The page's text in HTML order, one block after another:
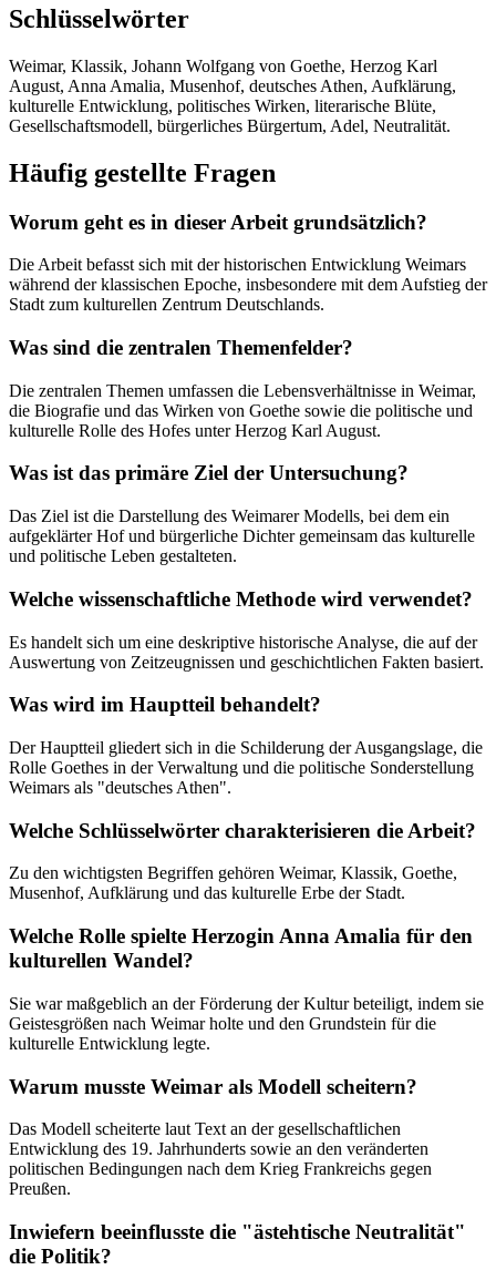
Schlüsselwörter
Weimar, Klassik, Johann Wolfgang von Goethe, Herzog Karl
August, Anna Amalia, Musenhof, deutsches Athen, Aufklärung,
kulturelle Entwicklung, politisches Wirken, literarische Blüte,
Gesellschaftsmodell, bürgerliches Bürgertum, Adel, Neutralität.
Häufig gestellte Fragen
Worum geht es in dieser Arbeit grundsätzlich?
Die Arbeit befasst sich mit der historischen Entwicklung Weimars
während der klassischen Epoche, insbesondere mit dem Aufstieg der
Stadt zum kulturellen Zentrum Deutschlands.
Was sind die zentralen Themenfelder?
Die zentralen Themen umfassen die Lebensverhältnisse in Weimar,
die Biografie und das Wirken von Goethe sowie die politische und
kulturelle Rolle des Hofes unter Herzog Karl August.
Was ist das primäre Ziel der Untersuchung?
Das Ziel ist die Darstellung des Weimarer Modells, bei dem ein
aufgeklärter Hof und bürgerliche Dichter gemeinsam das kulturelle
und politische Leben gestalteten.
Welche wissenschaftliche Methode wird verwendet?
Es handelt sich um eine deskriptive historische Analyse, die auf der
Auswertung von Zeitzeugnissen und geschichtlichen Fakten basiert.
Was wird im Hauptteil behandelt?
Der Hauptteil gliedert sich in die Schilderung der Ausgangslage, die
Rolle Goethes in der Verwaltung und die politische Sonderstellung
Weimars als "deutsches Athen".
Welche Schlüsselwörter charakterisieren die Arbeit?
Zu den wichtigsten Begriffen gehören Weimar, Klassik, Goethe,
Musenhof, Aufklärung und das kulturelle Erbe der Stadt.
Welche Rolle spielte Herzogin Anna Amalia für den
kulturellen Wandel?
Sie war maßgeblich an der Förderung der Kultur beteiligt, indem sie
Geistesgrößen nach Weimar holte und den Grundstein für die
kulturelle Entwicklung legte.
Warum musste Weimar als Modell scheitern?
Das Modell scheiterte laut Text an der gesellschaftlichen
Entwicklung des 19. Jahrhunderts sowie an den veränderten
politischen Bedingungen nach dem Krieg Frankreichs gegen
Preußen.
Inwiefern beeinflusste die "ästehtische Neutralität"
die Politik?